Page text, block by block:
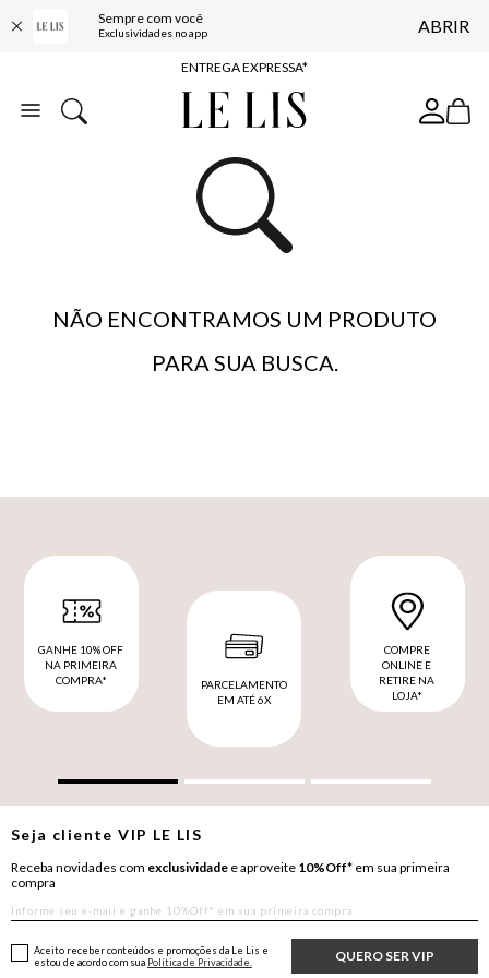
Sempre com você
Exclusividades no app ABRIR
COMPRE ONLINE E RETIRE EM LOJA*
ENTREGA EXPRESSA*
FRETE GRÁTIS*
10% OFF NA PRIMEIRA COMPRA*
NÃO ENCONTRAMOS UM PRODUTO
PARA SUA BUSCA.
GANHE 10% OFF
NA PRIMEIRA
COMPRA*
PARCELAMENTO
EM ATÉ 6X
COMPRE
ONLINE E
RETIRE NA
LOJA*
Seja clienteVIP LE LIS
Receba novidades com exclusividade e aproveite 10%Off* em sua primeira
compra
QUERO SER VIP
Aceito receber conteúdos e promoções da Le Lis e
estou de acordo com sua Política de Privacidade.